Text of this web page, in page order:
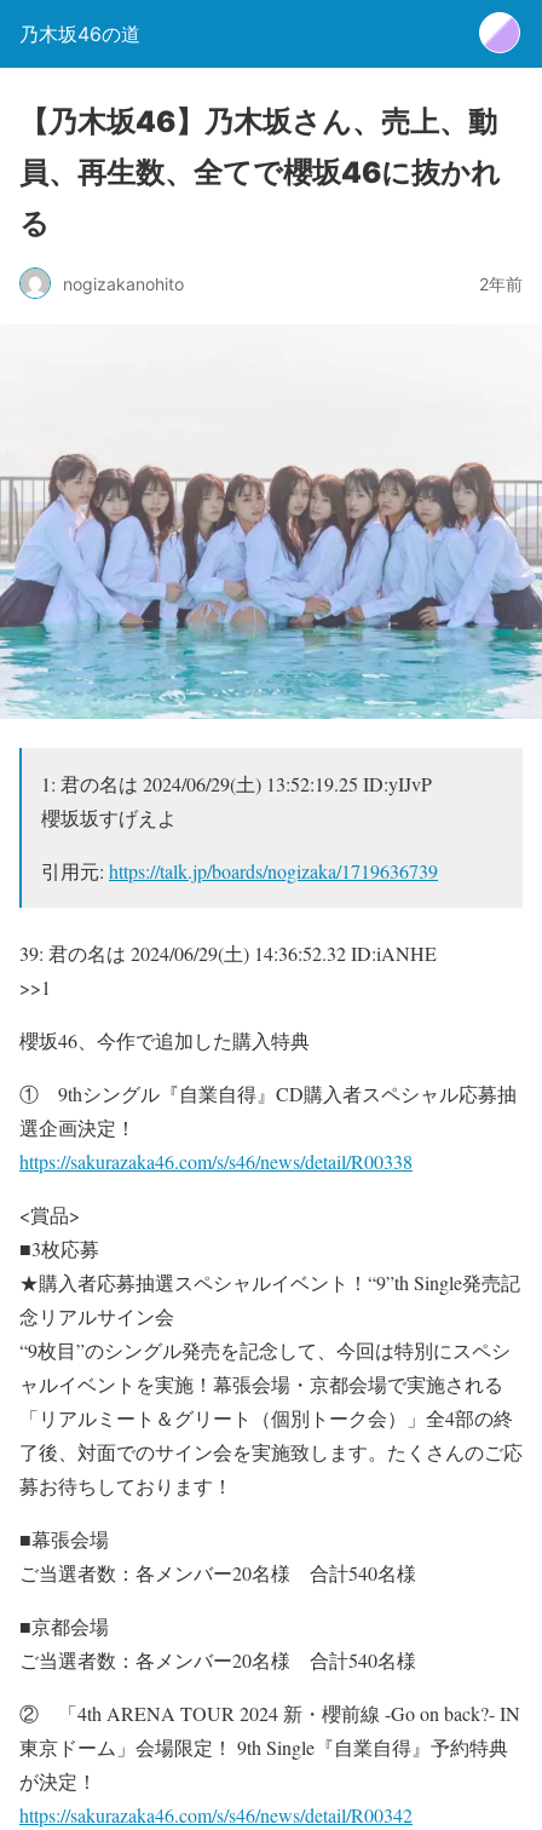
乃木坂46の道
【乃木坂46】乃木坂さん、売上、動
員、再生数、全てで櫻坂46に抜かれ
る
nogizakanohito 2年前
1: 君の名は 2024/06/29(土) 13:52:19.25 ID:yIJvP
櫻坂坂すげえよ
引用元: https://talk.jp/boards/nogizaka/1719636739
39: 君の名は 2024/06/29(土) 14:36:52.32 ID:iANHE
>>1
櫻坂46、今作で追加した購入特典
① 9thシングル『自業自得』CD購入者スペシャル応募抽
選企画決定！
https://sakurazaka46.com/s/s46/news/detail/R00338
<賞品>
■3枚応募
★購入者応募抽選スペシャルイベント！“9”th Single発売記
念リアルサイン会
“9枚目”のシングル発売を記念して、今回は特別にスペシ
ャルイベントを実施！幕張会場・京都会場で実施される
「リアルミート＆グリート（個別トーク会）」全4部の終
了後、対面でのサイン会を実施致します。たくさんのご応
募お待ちしております！
■幕張会場
ご当選者数：各メンバー20名様 合計540名様
■京都会場
ご当選者数：各メンバー20名様 合計540名様
② 「4th ARENA TOUR 2024 新・櫻前線 -Go on back?- IN
東京ドーム」会場限定！ 9th Single『自業自得』予約特典
が決定！
https://sakurazaka46.com/s/s46/news/detail/R00342